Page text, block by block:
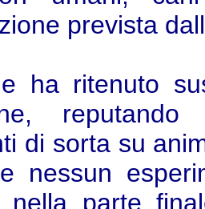
prevista
ha ritenuto
di sorta su
nessun
nella parte